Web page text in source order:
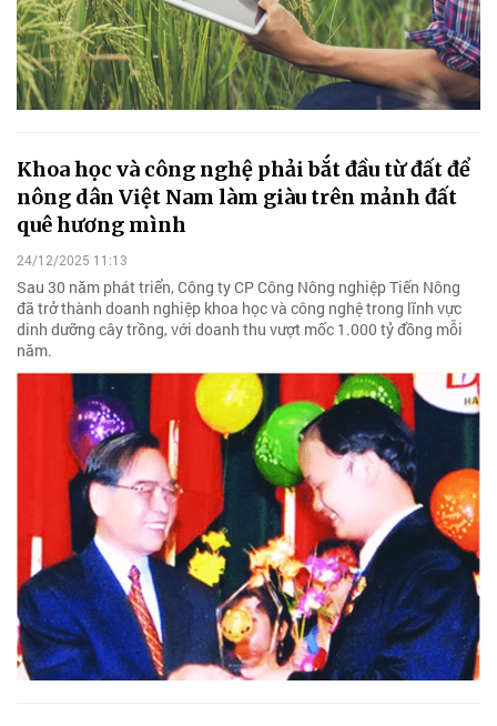
Khoa học và công nghệ phải bắt đầu từ đất để
nông dân Việt Nam làm giàu trên mảnh đất
quê hương mình
24/12/2025 11:13
Sau 30 năm phát triển, Công ty CP Công Nông nghiệp Tiến Nông
đã trở thành doanh nghiệp khoa học và công nghệ trong lĩnh vực
dinh dưỡng cây trồng, với doanh thu vượt mốc 1.000 tỷ đồng mỗi
năm.